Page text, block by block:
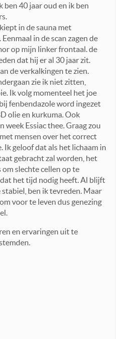
ben 40 jaar oud en ik ben
in de sauna met
in de scan zagen de
op mijn linker frontaal. de
dat hij er al 30 jaar zit.
de verkalkingen te zien.
zie ik niet zitten,
Ik volg momenteel het joe
fenbendazole word ingezet
olie en kurkuma. Ook
week Essiac thee. Graag zou
mensen over het correct
Ik geloof dat als het lichaam in
gebracht zal worden, het
slechte cellen op te
het tijd nodig heeft. Al blijft
ben ik tevreden. Maar
voor te leven dus genezing
en ervaringen uit te